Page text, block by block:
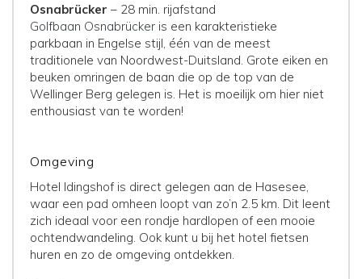
Osnabrücker – 28 min. rijafstand
Golfbaan Osnabrücker is een karakteristieke
parkbaan in Engelse stijl, één van de meest
traditionele van Noordwest-Duitsland. Grote eiken en
beuken omringen de baan die op de top van de
Wellinger Berg gelegen is. Het is moeilijk om hier niet
enthousiast van te worden!
Omgeving
Hotel Idingshof is direct gelegen aan de Hasesee,
waar een pad omheen loopt van zo’n 2.5 km. Dit leent
zich ideaal voor een rondje hardlopen of een mooie
ochtendwandeling. Ook kunt u bij het hotel fietsen
huren en zo de omgeving ontdekken.